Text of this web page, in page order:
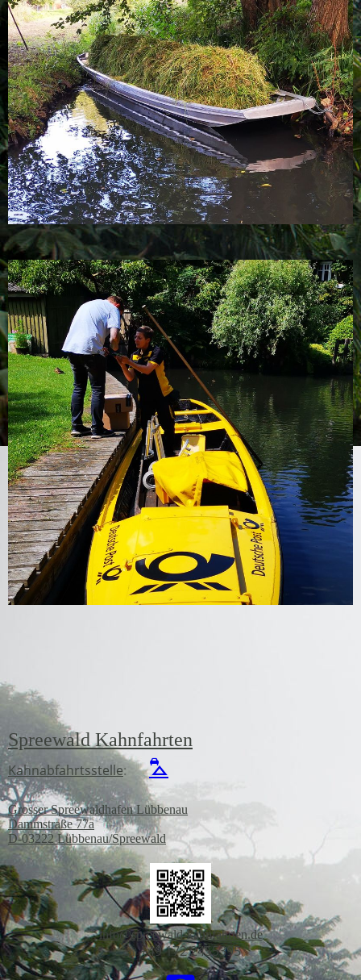
Spreewald Kahnfahrten
Kahnabfahrtsstelle: ⛍
Grosser Spreewaldhafen Lübbenau
Dammstraße 77a
D-03222 Lübbenau/Spreewald
info@spreewald-kahnfahrten.de
☏ +49 172 2455395